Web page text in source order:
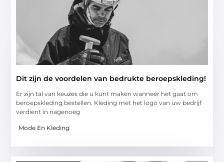
Dit zijn de voordelen van bedrukte beroepskleding!
Er zijn tal van keuzes die u kunt maken wanneer het gaat om
beroepskleding bestellen. Kleding met het logo van uw bedrijf
verdient in nagenoeg
Mode En Kleding